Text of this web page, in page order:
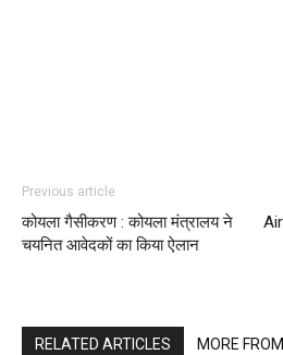
Previous article
कोयला गैसीकरण : कोयला मंत्रालय ने
चयनित आवेदकों का किया ऐलान
RELATED ARTICLES MORE